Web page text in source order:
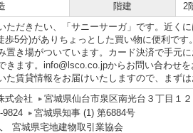
階建 2
ただきたい、「サニーサーガ」です。近く
歩5分)がありちょっとした買い物に便利で
置き場がついています。カード決済で手元
きます。info@lsco.co.jpからお問い合わせ
た賃貸情報をお届けいたしますので、まずは
式会社
宮城県仙台市泉区南光台３丁目１２
9824
宮城県知事 (1) 第6884号
宮城県宅地建物取引業協会